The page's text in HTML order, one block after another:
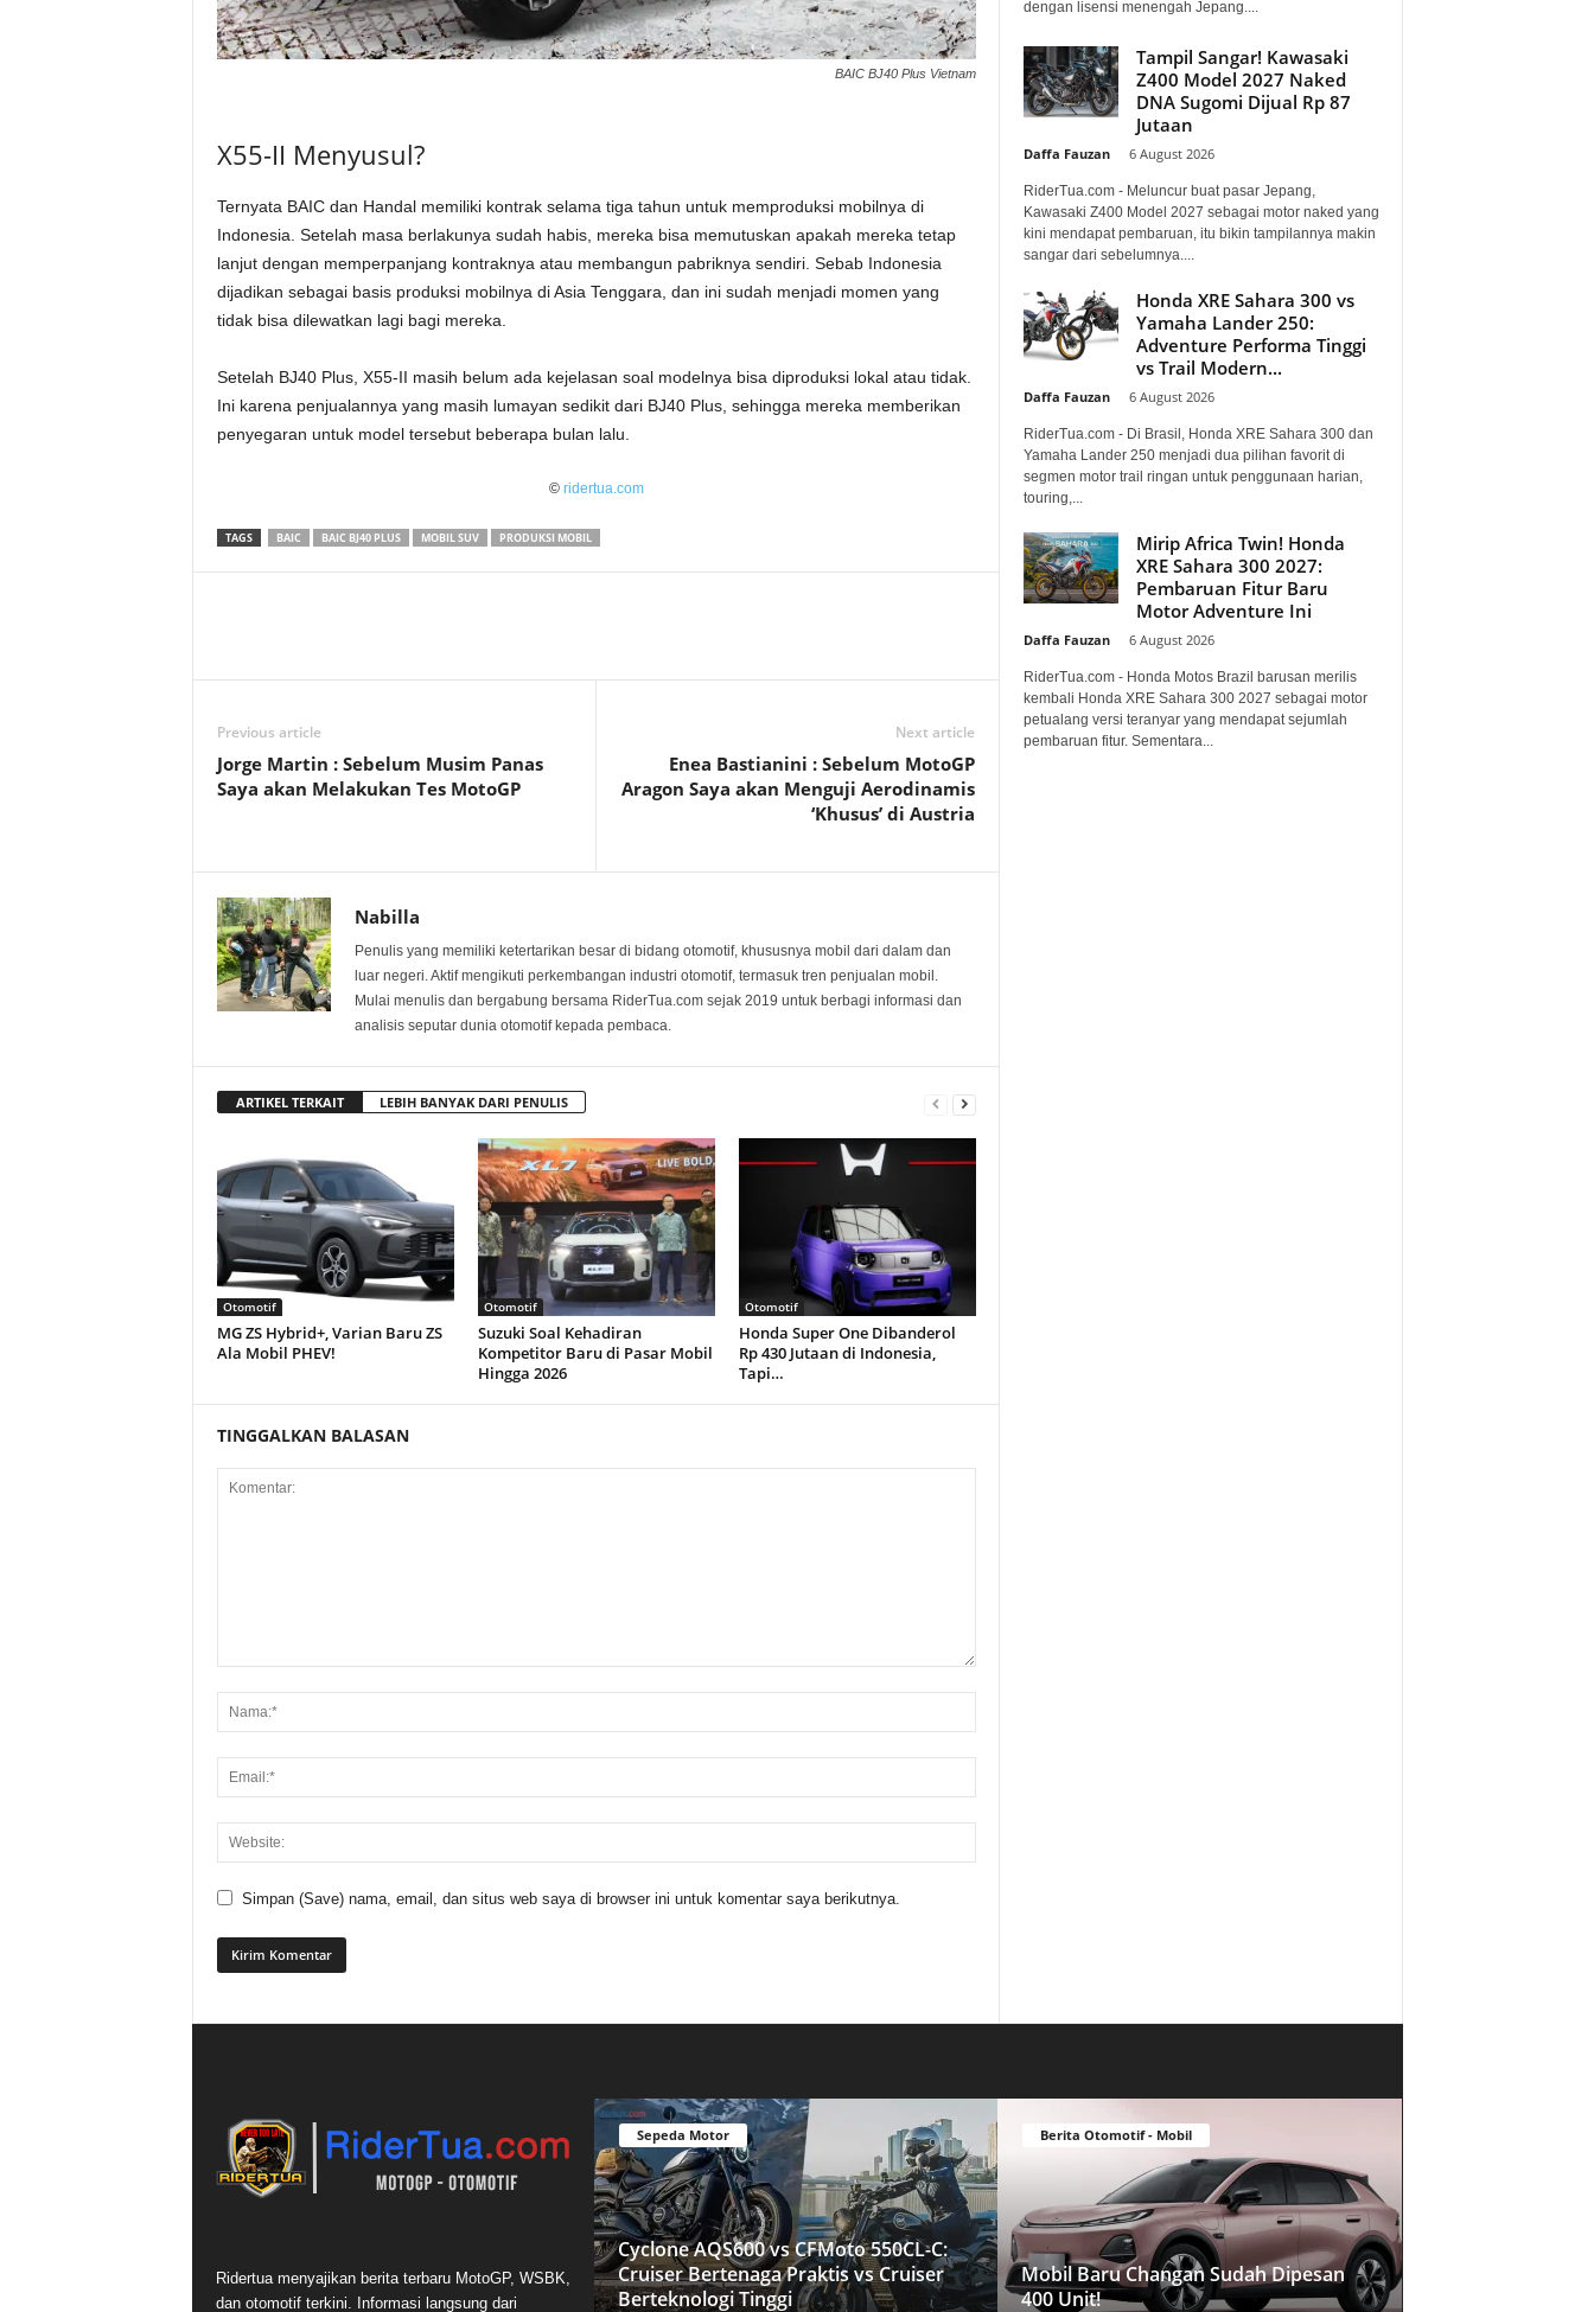
BAIC BJ40 Plus Vietnam
X55-II Menyusul?
Ternyata BAIC dan Handal memiliki kontrak selama tiga tahun untuk memproduksi mobilnya di
Indonesia. Setelah masa berlakunya sudah habis, mereka bisa memutuskan apakah mereka tetap
lanjut dengan memperpanjang kontraknya atau membangun pabriknya sendiri. Sebab Indonesia
dijadikan sebagai basis produksi mobilnya di Asia Tenggara, dan ini sudah menjadi momen yang
tidak bisa dilewatkan lagi bagi mereka.
Setelah BJ40 Plus, X55-II masih belum ada kejelasan soal modelnya bisa diproduksi lokal atau tidak.
Ini karena penjualannya yang masih lumayan sedikit dari BJ40 Plus, sehingga mereka memberikan
penyegaran untuk model tersebut beberapa bulan lalu.
© ridertua.com
TAGS BAIC BAIC BJ40 PLUS MOBIL SUV PRODUKSI MOBIL
Previous article
Jorge Martin : Sebelum Musim Panas
Saya akan Melakukan Tes MotoGP
Next article
Enea Bastianini : Sebelum MotoGP
Aragon Saya akan Menguji Aerodinamis
‘Khusus’ di Austria
Nabilla
Penulis yang memiliki ketertarikan besar di bidang otomotif, khususnya mobil dari dalam dan
luar negeri. Aktif mengikuti perkembangan industri otomotif, termasuk tren penjualan mobil.
Mulai menulis dan bergabung bersama RiderTua.com sejak 2019 untuk berbagi informasi dan
analisis seputar dunia otomotif kepada pembaca.
ARTIKEL TERKAIT LEBIH BANYAK DARI PENULIS
Otomotif
MG ZS Hybrid+, Varian Baru ZS
Ala Mobil PHEV!
Otomotif
Suzuki Soal Kehadiran
Kompetitor Baru di Pasar Mobil
Hingga 2026
Otomotif
Honda Super One Dibanderol
Rp 430 Jutaan di Indonesia,
Tapi…
TINGGALKAN BALASAN
Simpan (Save) nama, email, dan situs web saya di browser ini untuk komentar saya berikutnya.
dengan lisensi menengah Jepang....
Tampil Sangar! Kawasaki
Z400 Model 2027 Naked
DNA Sugomi Dijual Rp 87
Jutaan
Daffa Fauzan 6 August 2026
RiderTua.com - Meluncur buat pasar Jepang,
Kawasaki Z400 Model 2027 sebagai motor naked yang
kini mendapat pembaruan, itu bikin tampilannya makin
sangar dari sebelumnya....
Honda XRE Sahara 300 vs
Yamaha Lander 250:
Adventure Performa Tinggi
vs Trail Modern...
Daffa Fauzan 6 August 2026
RiderTua.com - Di Brasil, Honda XRE Sahara 300 dan
Yamaha Lander 250 menjadi dua pilihan favorit di
segmen motor trail ringan untuk penggunaan harian,
touring,...
Mirip Africa Twin! Honda
XRE Sahara 300 2027:
Pembaruan Fitur Baru
Motor Adventure Ini
Daffa Fauzan 6 August 2026
RiderTua.com - Honda Motos Brazil barusan merilis
kembali Honda XRE Sahara 300 2027 sebagai motor
petualang versi teranyar yang mendapat sejumlah
pembaruan fitur. Sementara...
Ridertua menyajikan berita terbaru MotoGP, WSBK,
dan otomotif terkini. Informasi langsung dari
Sepeda Motor
Cyclone AQS600 vs CFMoto 550CL-C:
Cruiser Bertenaga Praktis vs Cruiser
Berteknologi Tinggi
Berita Otomotif - Mobil
Mobil Baru Changan Sudah Dipesan
400 Unit!